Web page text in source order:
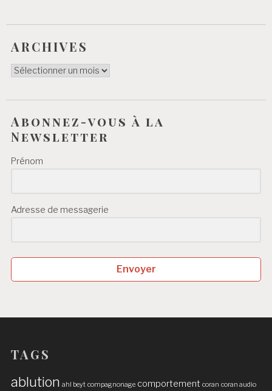
ARCHIVES
ARCHIVES
Abonnez-vous à la
Newsletter
Prénom
Adresse de messagerie
Envoyer
TAGS
ablution ahl beyt compagnonage comportement coran coran audio